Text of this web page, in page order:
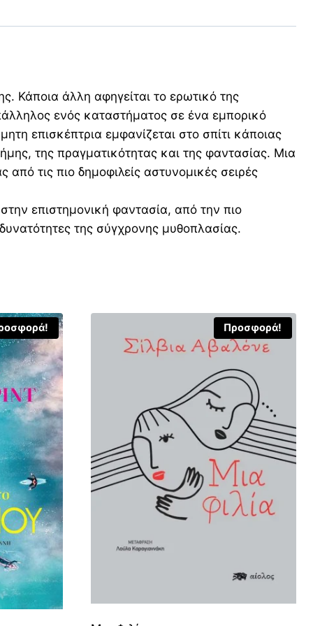
Κάποια άλλη αφηγείται το ερωτικό της
ενός καταστήματος σε ένα εμπορικό
επισκέπτρια εμφανίζεται στο σπίτι κάποιας
της πραγματικότητας και της φαντασίας. Μια
τις πιο δημοφιλείς αστυνομικές σειρές
επιστημονική φαντασία, από την πιο
της σύγχρονης μυθοπλασίας.
Προσφορά!